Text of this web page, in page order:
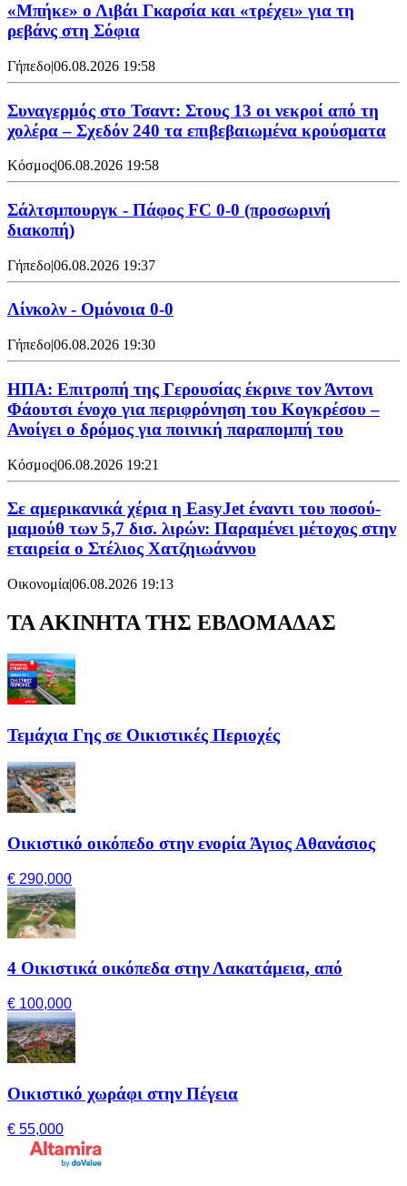
«Μπήκε» ο Λιβάι Γκαρσία και «τρέχει» για τη
ρεβάνς στη Σόφια
Γήπεδο|06.08.2026 19:58
Συναγερμός στο Τσαντ: Στους 13 οι νεκροί από τη
χολέρα – Σχεδόν 240 τα επιβεβαιωμένα κρούσματα
Κόσμος|06.08.2026 19:58
Σάλτσμπουργκ - Πάφος FC 0-0 (προσωρινή
διακοπή)
Γήπεδο|06.08.2026 19:37
Λίνκολν - Ομόνοια 0-0
Γήπεδο|06.08.2026 19:30
ΗΠΑ: Επιτροπή της Γερουσίας έκρινε τον Άντονι
Φάουτσι ένοχο για περιφρόνηση του Κογκρέσου –
Ανοίγει ο δρόμος για ποινική παραπομπή του
Κόσμος|06.08.2026 19:21
Σε αμερικανικά χέρια η EasyJet έναντι του ποσού-
μαμούθ των 5,7 δισ. λιρών: Παραμένει μέτοχος στην
εταιρεία ο Στέλιος Χατζηιωάννου
Οικονομία|06.08.2026 19:13
ΤΑ ΑΚΙΝΗΤΑ ΤΗΣ ΕΒΔΟΜΑΔΑΣ
Τεμάχια Γης σε Οικιστικές Περιοχές
Οικιστικό οικόπεδο στην ενορία Άγιος Αθανάσιος
€ 290,000
4 Οικιστικά οικόπεδα στην Λακατάμεια, από
€ 100,000
Οικιστικό χωράφι στην Πέγεια
€ 55,000